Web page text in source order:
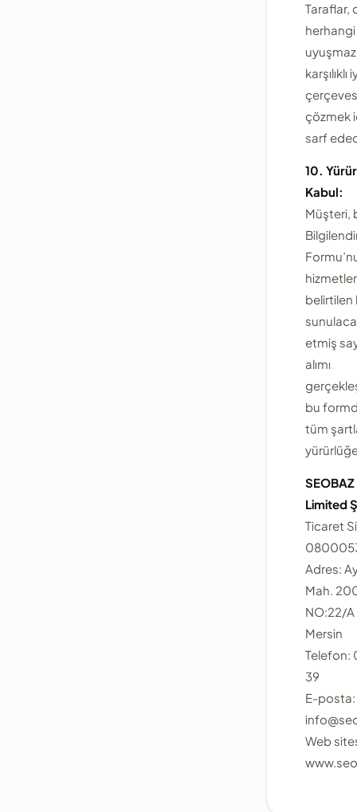
Taraflar,
karşılıklı
çözmek
sarf
10.
Kabul:
Müşteri,
belirtilen
etmiş
alımı
bu
tüm
Limited
Ticaret
Adres:
Mah.
NO:22/A
Mersin
Telefon:
39
E-posta:
Web